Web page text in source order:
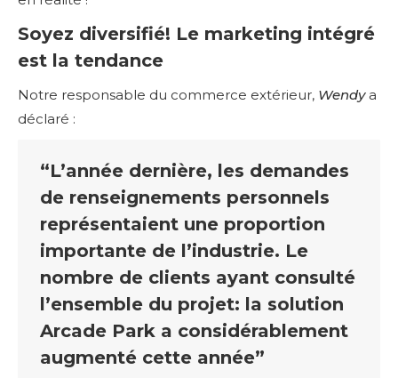
Soyez diversifié! Le marketing intégré
est la tendance
Notre responsable du commerce extérieur, Wendya
déclaré :
“L’année dernière, les demandes
de renseignements personnels
représentaient une proportion
importante de l’industrie. Le
nombre de clients ayant consulté
l’ensemble du projet: la solution
Arcade Park a considérablement
augmenté cette année”